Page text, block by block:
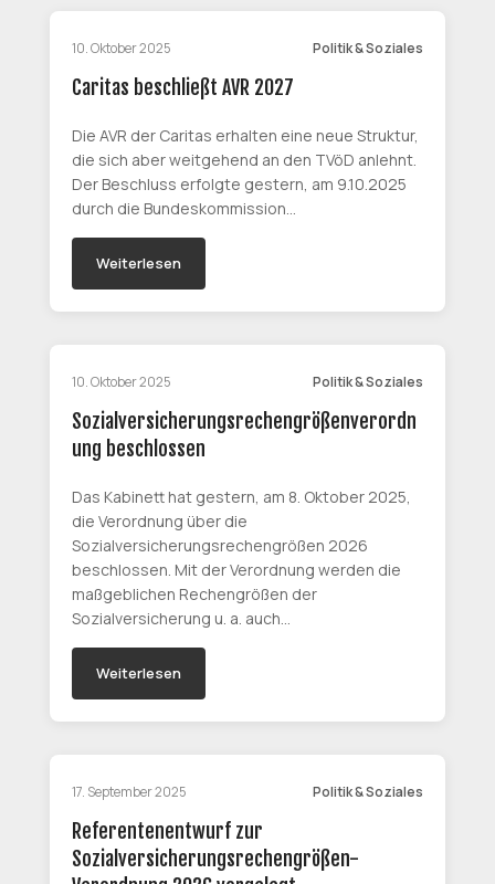
10. Oktober 2025 Politik & Soziales
Caritas beschließt AVR 2027
Die AVR der Caritas erhalten eine neue Struktur,
die sich aber weitgehend an den TVöD anlehnt.
Der Beschluss erfolgte gestern, am 9.10.2025
durch die Bundeskommission…
Weiterlesen
10. Oktober 2025 Politik & Soziales
Sozialversicherungsrechengrößenverordn
ung beschlossen
Das Kabinett hat gestern, am 8. Oktober 2025,
die Verordnung über die
Sozialversicherungsrechengrößen 2026
beschlossen. Mit der Verordnung werden die
maßgeblichen Rechengrößen der
Sozialversicherung u. a. auch…
Weiterlesen
17. September 2025 Politik & Soziales
Referentenentwurf zur
Sozialversicherungsrechengrößen-